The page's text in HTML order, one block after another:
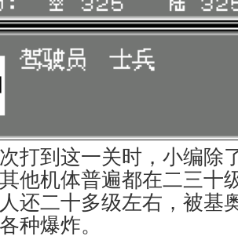
打到这一关时，小编除
他机体普遍都在二三十
还二十多级左右，被基
种爆炸。